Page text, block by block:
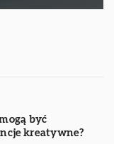
być
kreatywne?